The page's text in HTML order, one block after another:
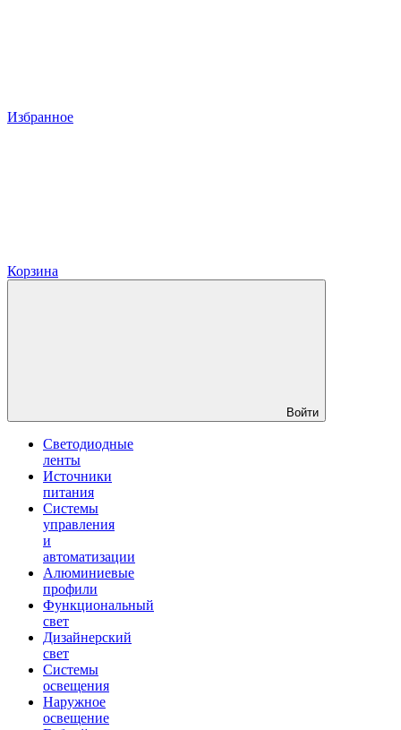
Избранное
Корзина
Войти
Светодиодные
ленты
Источники
питания
Системы
управления
и
автоматизации
Алюминиевые
профили
Функциональный
свет
Дизайнерский
свет
Системы
освещения
Наружное
освещение